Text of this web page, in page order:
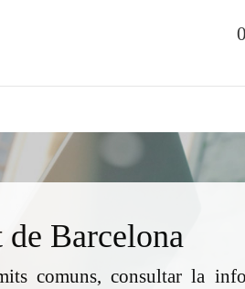
Barcelona
comuns, consultar la